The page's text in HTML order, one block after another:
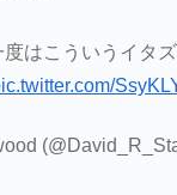
はこういうイタ